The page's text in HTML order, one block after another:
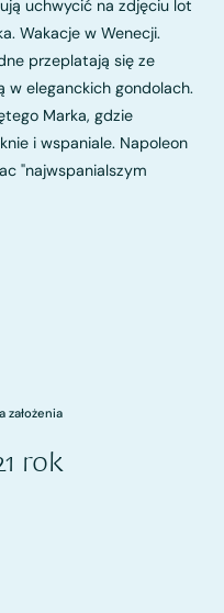
uchwycić na zdjęciu lot
Wakacje w Wenecji.
przeplatają się ze
w eleganckich gondolach.
Marka, gdzie
i wspaniale. Napoleon
"najwspanialszym
założenia
rok